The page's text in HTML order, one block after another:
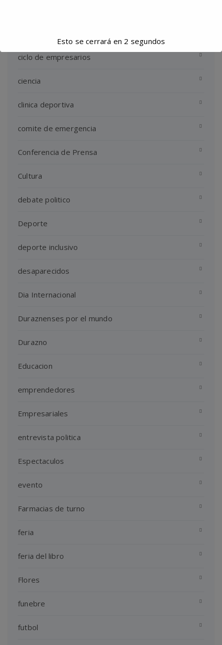
ciclo de empresarios
ciencia
clinica deportiva
comite de emergencia
Conferencia de Prensa
Cultura
debate politico
Deporte
deporte inclusivo
desaparecidos
Dia Internacional
Duraznenses por el mundo
Durazno
Educacion
emprendedores
Empresariales
entrevista politica
Espectaculos
evento
Farmacias de turno
feria
feria del libro
Flores
funebre
futbol
Esto se cerrará en 2 segundos